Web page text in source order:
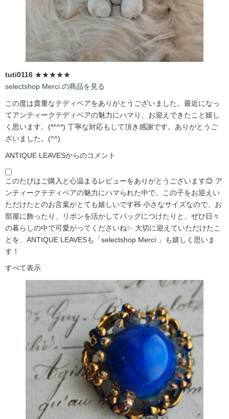
tuti0116 ★★★★★
selectshop Merci.の商品を見る
この度は貴重なテディベアをありがとうございました。最近になっ
てアンティークテディベアの魅力にハマり、お迎えできたこと嬉し
く思います。(*^^*) 丁寧な対応もして頂き感謝です。ありがとうご
ざいました。(^^)
ANTIQUE LEAVESからのコメント
このたびはご購入と心温まるレビューをありがとうございます😊 ア
ンティークテディベアの魅力にハマられた中で、この子をお迎えい
ただけたとのお言葉がとても嬉しいです🧸 小さなサイズなので、お
部屋に飾ったり、リボンを活かしてバッグにつけたりと、ぜひ日々
の暮らしの中で可愛がってくださいね✨ 大切に迎えていただけたこ
とを、ANTIQUE LEAVESも「selectshop Merci.」も嬉しく思いま
す！
すべて表示